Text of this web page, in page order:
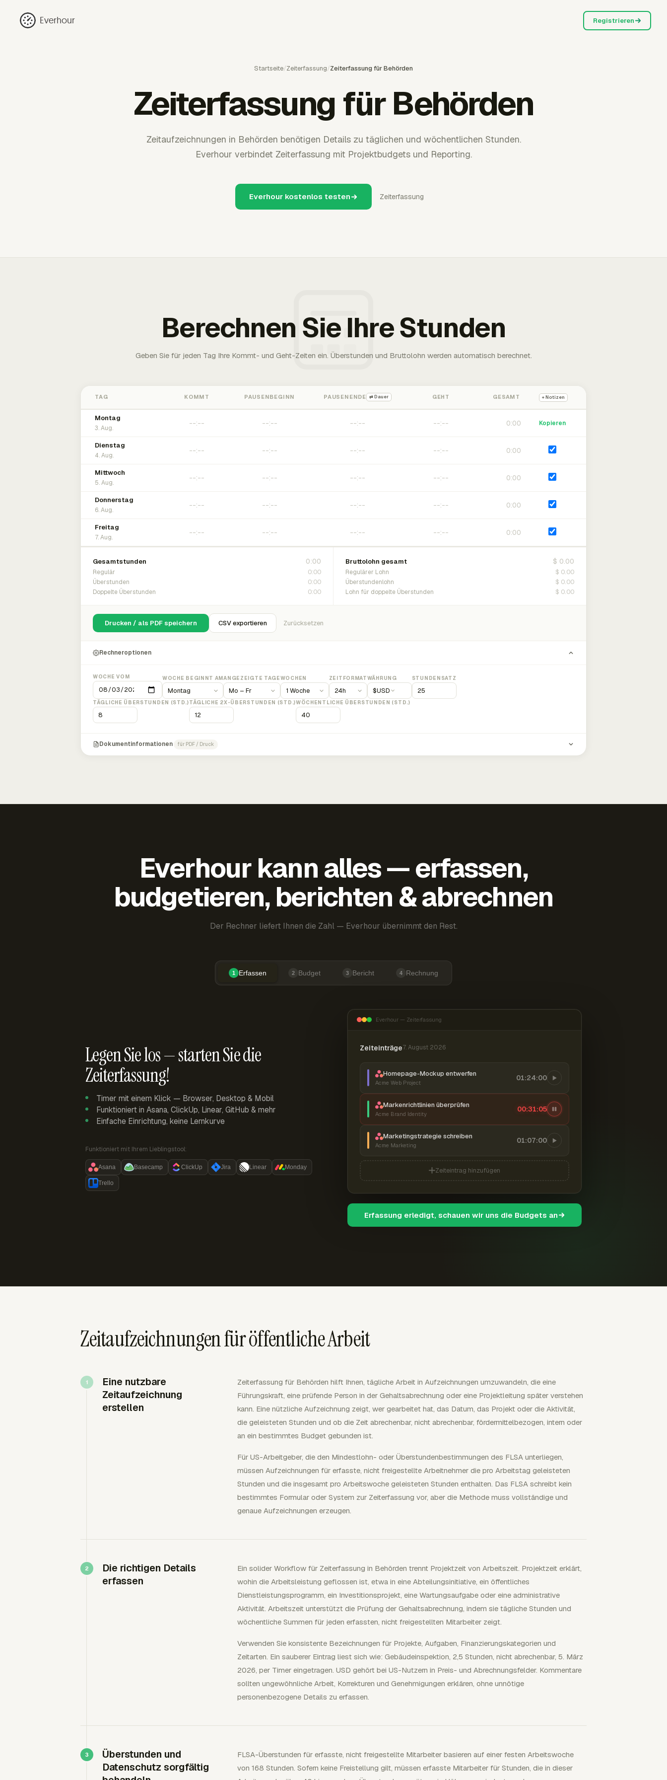
Everhour Registrieren
Startseite/Zeiterfassung/Zeiterfassung für Behörden
Zeiterfassung für Behörden
Zeitaufzeichnungen in Behörden benötigen Details zu täglichen und wöchentlichen Stunden.
Everhour verbindet Zeiterfassung mit Projektbudgets und Reporting.
Everhour kostenlos testen Zeiterfassung
Berechnen Sie Ihre Stunden
Geben Sie für jeden Tag Ihre Kommt- und Geht-Zeiten ein. Überstunden und Bruttolohn werden automatisch berechnet.
TAG KOMMT PAUSENBEGINN PAUSENENDE ⇄ Dauer GEHT GESAMT + Notizen
Montag
3. Aug.
0:00 Kopieren
Dienstag
4. Aug.
0:00
Mittwoch
5. Aug.
0:00
Donnerstag
6. Aug.
0:00
Freitag
7. Aug.
0:00
Gesamtstunden 0:00
Regulär 0:00
Überstunden 0:00
Doppelte Überstunden 0:00
Bruttolohn gesamt $ 0.00
Regulärer Lohn $ 0.00
Überstundenlohn $ 0.00
Lohn für doppelte Überstunden $ 0.00
Drucken / als PDF speichern CSV exportieren Zurücksetzen
Rechneroptionen
WOCHE VOM WOCHE BEGINNT AMANGEZEIGTE TAGEWOCHEN ZEITFORMATWÄHRUNG
$USD
STUNDENSATZ
TÄGLICHE ÜBERSTUNDEN (STD.)TÄGLICHE 2X-ÜBERSTUNDEN (STD.)WÖCHENTLICHE ÜBERSTUNDEN (STD.)
Dokumentinformationen für PDF / Druck
Everhour kann alles — erfassen,
budgetieren, berichten & abrechnen
Der Rechner liefert Ihnen die Zahl — Everhour übernimmt den Rest.
1 Erfassen 2 Budget 3 Bericht 4 Rechnung
Legen Sie los — starten Sie die
Zeiterfassung!
Timer mit einem Klick — Browser, Desktop & Mobil
Funktioniert in Asana, ClickUp, Linear, GitHub & mehr
Einfache Einrichtung, keine Lernkurve
Funktioniert mit Ihrem Lieblingstool:
Asana Basecamp ClickUp Jira Linear Monday
Trello
Everhour — Zeiterfassung
Zeiteinträge7. August 2026
Homepage-Mockup entwerfen
Acme Web Project
01:24:00
Markenrichtlinien überprüfen
Acme Brand Identity
00:31:06
Marketingstrategie schreiben
Acme Marketing
01:07:00
Zeiteintrag hinzufügen
Erfassung erledigt, schauen wir uns die Budgets an
Zeitaufzeichnungen für öffentliche Arbeit
Eine nutzbare
Zeitaufzeichnung
erstellen
Zeiterfassung für Behörden hilft Ihnen, tägliche Arbeit in Aufzeichnungen umzuwandeln, die eine
Führungskraft, eine prüfende Person in der Gehaltsabrechnung oder eine Projektleitung später verstehen
kann. Eine nützliche Aufzeichnung zeigt, wer gearbeitet hat, das Datum, das Projekt oder die Aktivität,
die geleisteten Stunden und ob die Zeit abrechenbar, nicht abrechenbar, fördermittelbezogen, intern oder
an ein bestimmtes Budget gebunden ist.
Für US-Arbeitgeber, die den Mindestlohn- oder Überstundenbestimmungen des FLSA unterliegen,
müssen Aufzeichnungen für erfasste, nicht freigestellte Arbeitnehmer die pro Arbeitstag geleisteten
Stunden und die insgesamt pro Arbeitswoche geleisteten Stunden enthalten. Das FLSA schreibt kein
bestimmtes Formular oder System zur Zeiterfassung vor, aber die Methode muss vollständige und
genaue Aufzeichnungen erzeugen.
Die richtigen Details
erfassen
Ein solider Workflow für Zeiterfassung in Behörden trennt Projektzeit von Arbeitszeit. Projektzeit erklärt,
wohin die Arbeitsleistung geflossen ist, etwa in eine Abteilungsinitiative, ein öffentliches
Dienstleistungsprogramm, ein Investitionsprojekt, eine Wartungsaufgabe oder eine administrative
Aktivität. Arbeitszeit unterstützt die Prüfung der Gehaltsabrechnung, indem sie tägliche Stunden und
wöchentliche Summen für jeden erfassten, nicht freigestellten Mitarbeiter zeigt.
Verwenden Sie konsistente Bezeichnungen für Projekte, Aufgaben, Finanzierungskategorien und
Zeitarten. Ein sauberer Eintrag liest sich wie: Gebäudeinspektion, 2,5 Stunden, nicht abrechenbar, 5. März
2026, per Timer eingetragen. USD gehört bei US-Nutzern in Preis- und Abrechnungsfelder. Kommentare
sollten ungewöhnliche Arbeit, Korrekturen und Genehmigungen erklären, ohne unnötige
personenbezogene Details zu erfassen.
Überstunden und
Datenschutz sorgfältig
FLSA-Überstunden für erfasste, nicht freigestellte Mitarbeiter basieren auf einer festen Arbeitswoche
von 168 Stunden. Sofern keine Freistellung gilt, müssen erfasste Mitarbeiter für Stunden, die in dieser